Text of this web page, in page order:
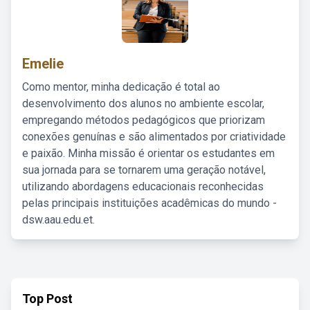
Emelie
Como mentor, minha dedicação é total ao
desenvolvimento dos alunos no ambiente escolar,
empregando métodos pedagógicos que priorizam
conexões genuínas e são alimentados por criatividade
e paixão. Minha missão é orientar os estudantes em
sua jornada para se tornarem uma geração notável,
utilizando abordagens educacionais reconhecidas
pelas principais instituições acadêmicas do mundo -
dsw.aau.edu.et.
Top Post